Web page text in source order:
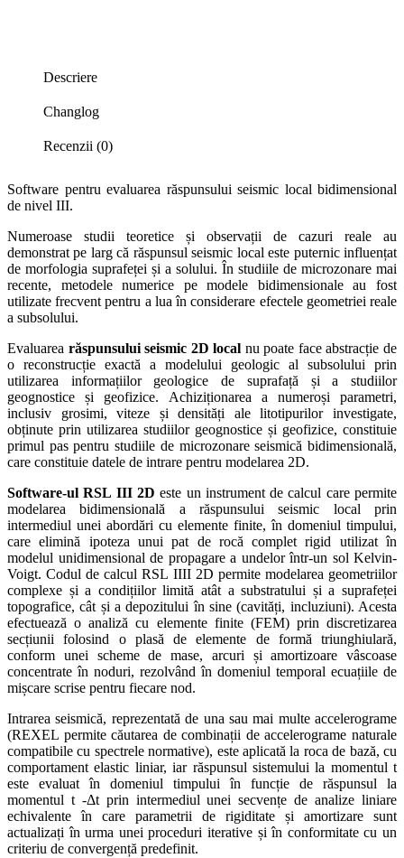
Descriere
Changlog
Recenzii (0)
Software pentru evaluarea răspunsului seismic local bidimensional
de nivel III.
Numeroase studii teoretice și observații de cazuri reale au
demonstrat pe larg că răspunsul seismic local este puternic influențat
de morfologia suprafeței și a solului. În studiile de microzonare mai
recente, metodele numerice pe modele bidimensionale au fost
utilizate frecvent pentru a lua în considerare efectele geometriei reale
a subsolului.
Evaluarea răspunsului seismic 2D local nu poate face abstracție de
o reconstrucție exactă a modelului geologic al subsolului prin
utilizarea informațiilor geologice de suprafață și a studiilor
geognostice și geofizice. Achiziționarea a numeroși parametri,
inclusiv grosimi, viteze și densități ale litotipurilor investigate,
obținute prin utilizarea studiilor geognostice și geofizice, constituie
primul pas pentru studiile de microzonare seismică bidimensională,
care constituie datele de intrare pentru modelarea 2D.
Software-ul RSL III 2D este un instrument de calcul care permite
modelarea bidimensională a răspunsului seismic local prin
intermediul unei abordări cu elemente finite, în domeniul timpului,
care elimină ipoteza unui pat de rocă complet rigid utilizat în
modelul unidimensional de propagare a undelor într-un sol Kelvin-
Voigt. Codul de calcul RSL IIII 2D permite modelarea geometriilor
complexe și a condițiilor limită atât a substratului și a suprafeței
topografice, cât și a depozitului în sine (cavități, incluziuni). Acesta
efectuează o analiză cu elemente finite (FEM) prin discretizarea
secțiunii folosind o plasă de elemente de formă triunghiulară,
conform unei scheme de mase, arcuri și amortizoare vâscoase
concentrate în noduri, rezolvând în domeniul temporal ecuațiile de
mișcare scrise pentru fiecare nod.
Intrarea seismică, reprezentată de una sau mai multe accelerograme
(REXEL permite căutarea de combinații de accelerograme naturale
compatibile cu spectrele normative), este aplicată la roca de bază, cu
comportament elastic liniar, iar răspunsul sistemului la momentul t
este evaluat în domeniul timpului în funcție de răspunsul la
momentul t -Δt prin intermediul unei secvențe de analize liniare
echivalente în care parametrii de rigiditate și amortizare sunt
actualizați în urma unei proceduri iterative și în conformitate cu un
criteriu de convergență predefinit.